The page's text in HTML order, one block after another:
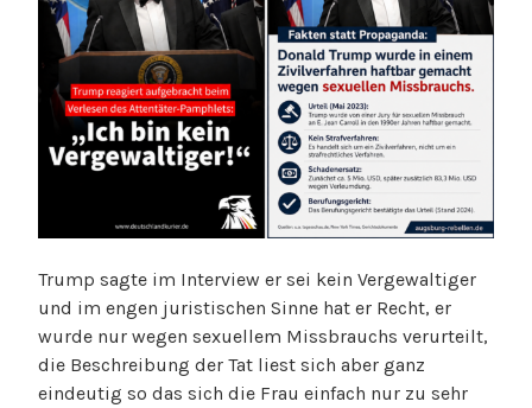
Trump sagte im Interview er sei kein Vergewaltiger
und im engen juristischen Sinne hat er Recht, er
wurde nur wegen sexuellem Missbrauchs verurteilt,
die Beschreibung der Tat liest sich aber ganz
eindeutig so das sich die Frau einfach nur zu sehr